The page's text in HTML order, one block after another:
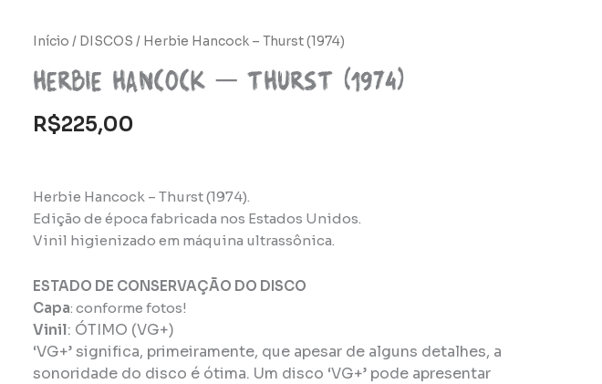
Início / DISCOS / Herbie Hancock – Thurst (1974)
Herbie Hancock – Thurst (1974)
R$225,00
Herbie Hancock – Thurst (1974).
Edição de época fabricada nos Estados Unidos.
Vinil higienizado em máquina ultrassônica.
ESTADO DE CONSERVAÇÃO DO DISCO
Capa: conforme fotos!
Vinil: ÓTIMO (VG+)
‘VG+’ significa, primeiramente, que apesar de alguns detalhes, a
sonoridade do disco é ótima. Um disco ‘VG+’ pode apresentar